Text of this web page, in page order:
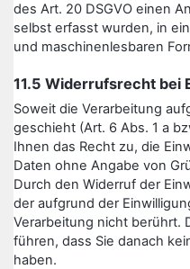
des Art. 20 DSGVO einen
selbst erfasst wurden, in
und maschinenlesbaren
11.5 Widerrufsrecht bei
Soweit die Verarbeitung
geschieht (Art. 6 Abs. 1 a
Ihnen das Recht zu, die
Daten ohne Angabe von
Durch den Widerruf der
der aufgrund der
Verarbeitung nicht berührt.
führen, dass Sie danach
haben.